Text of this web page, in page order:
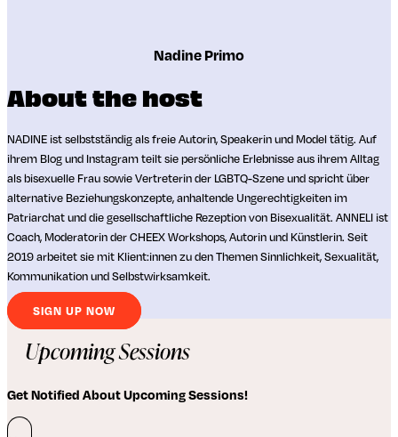
Nadine Primo
About the host
NADINE ist selbstständig als freie Autorin, Speakerin und Model tätig. Auf
ihrem Blog und Instagramteilt sie persönliche Erlebnisse aus ihrem Alltag
als bisexuelle Frau sowie Vertreterin der LGBTQ-Szene und spricht über
alternative Beziehungskonzepte, anhaltende Ungerechtigkeiten im
Patriarchat und die gesellschaftliche Rezeption von Bisexualität. ANNELI ist
Coach, Moderatorin der CHEEX Workshops, Autorin und Künstlerin. Seit
2019 arbeitet sie mit Klient:innen zu den Themen Sinnlichkeit, Sexualität,
Kommunikation und Selbstwirksamkeit.
SIGN UP NOW
Upcoming Sessions
Get Notified About Upcoming Sessions!